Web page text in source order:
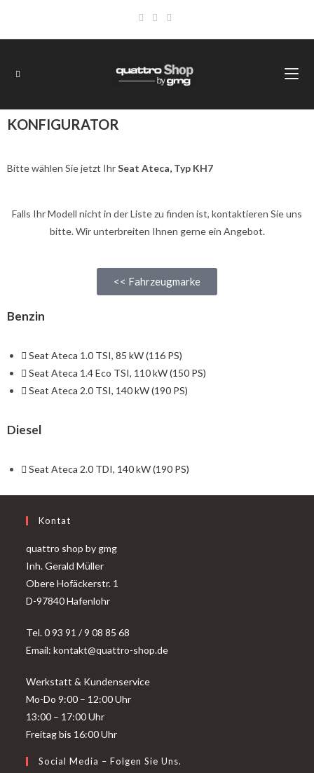
KONFIGURATOR
Bitte wählen Sie jetzt IhrSeat Ateca, Typ KH7
Falls Ihr Modell nicht in der Liste zu finden ist, kontaktieren Sie uns
bitte. Wir unterbreiten Ihnen gerne ein Angebot.
<< Fahrzeugmarke
Benzin
Seat Ateca 1.0 TSI, 85 kW (116 PS)
Seat Ateca 1.4 Eco TSI, 110 kW (150 PS)
Seat Ateca 2.0 TSI, 140 kW (190 PS)
Diesel
Seat Ateca 2.0 TDI, 140 kW (190 PS)
Kontat
quattro shop by gmg
Inh. Gerald Müller
Obere Hofäckerstr. 1
D-97840 Hafenlohr
Tel. 0 93 91 / 9 08 85 68
Email: kontakt@quattro-shop.de
Werkstatt & Kundenservice
Mo-Do 9:00 – 12:00 Uhr
13:00 – 17:00 Uhr
Freitag bis 16:00 Uhr
Social Media – Folgen Sie Uns.